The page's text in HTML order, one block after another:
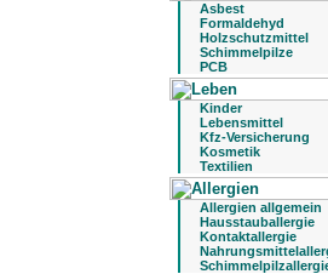
Asbest
Formaldehyd
Holzschutzmittel
Schimmelpilze
PCB
Kinder
Lebensmittel
Kfz-Versicherung
Kosmetik
Textilien
Allergien allgemein
Hausstauballergie
Kontaktallergie